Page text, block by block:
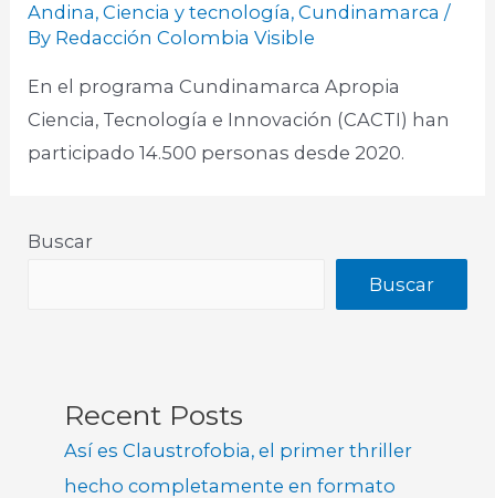
Andina,Ciencia y tecnología,Cundinamarca /
By Redacción Colombia Visible
En el programa Cundinamarca Apropia
Ciencia, Tecnología e Innovación (CACTI) han
participado 14.500 personas desde 2020.
Buscar
Buscar
Recent Posts
Así es Claustrofobia, el primer thriller
hecho completamente en formato